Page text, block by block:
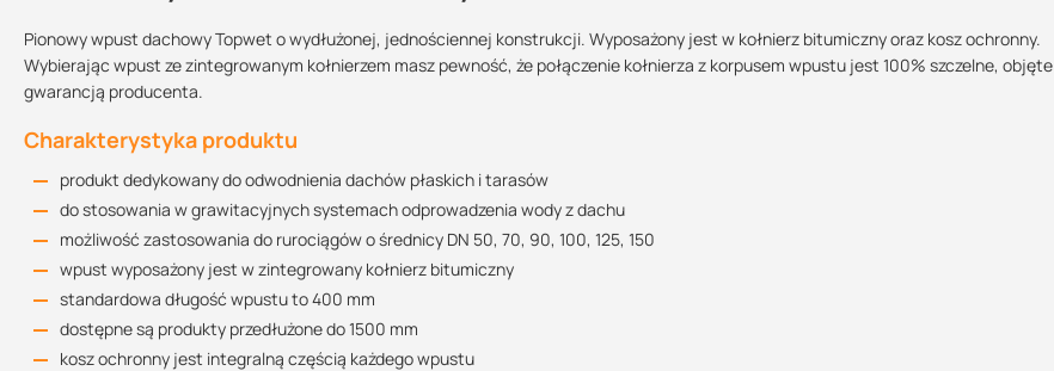
Pionowy wpust dachowy Topwet o wydłużonej, jednościennej konstrukcji. Wyposażony jest w kołnierz bitumiczny oraz kosz ochronny.
Wybierając wpust ze zintegrowanym kołnierzem masz pewność, że połączenie kołnierza z korpusem wpustu jest 100% szczelne, objęte
gwarancją producenta.
Charakterystyka produktu
produkt dedykowany do odwodnienia dachów płaskich i tarasów
do stosowania w grawitacyjnych systemach odprowadzenia wody z dachu
możliwość zastosowania do rurociągów o średnicy DN 50, 70, 90, 100, 125, 150
wpust wyposażony jest w zintegrowany kołnierz bitumiczny
standardowa długość wpustu to 400 mm
dostępne są produkty przedłużone do 1500 mm
kosz ochronny jest integralną częścią każdego wpustu
konstrukcja zapewniaskuteczne odprowadzenie wody z połaci dachowej
łatwy i szybki montażdzięki zintegrowanemu kołnierzowi
kosz odporny na promieniowanie UV daje gwarancję wieloletniej żywotności
kupując ten produkt u nas otrzymujesz profesjonalną obsługę logistyczną oraz wsparcie w zakresie doradztwa technicznego
Rodzaj wpustu:
pionowy
Wpust ogrzewany?:
Sprzedajemy na:
Podlega zwrotowi?:
Przeznaczenie:
balkon
dach taras
Średnica:
DN 50
DN 70 DN 90 DN 100
Karta techniczna
58.61 KB
POBIERZ
Deklaracja własności użytkowych
151.37 KB
Instrukcja montażu
Maszy pytania lub wątpliwości?
Skontaktuj się z nami
+48 732 227 687
07:00 - 15:00